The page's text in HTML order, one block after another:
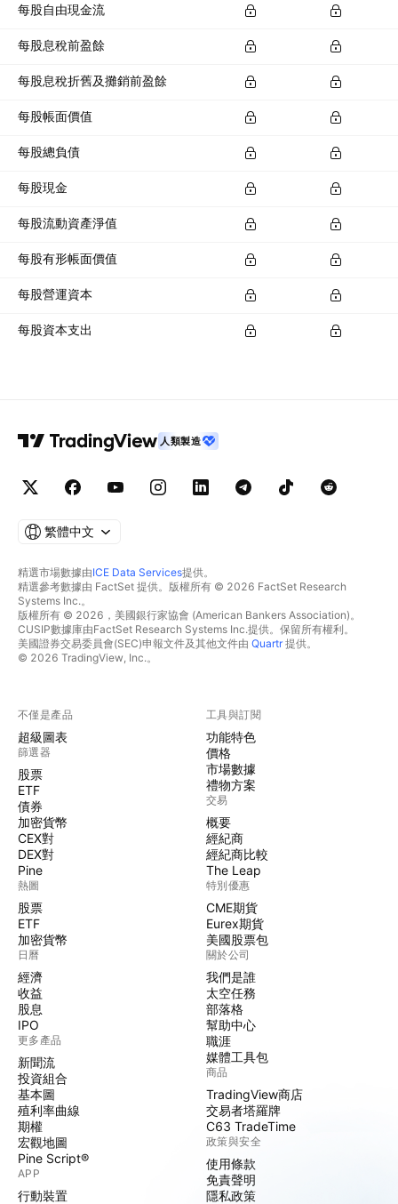
每股自由現金流
每股息稅前盈餘
每股息稅折舊及攤銷前盈餘
每股帳面價值
每股總負債
每股現金
每股流動資產淨值
每股有形帳面價值
每股營運資本
每股資本支出
人類製造
繁體中文
精選市場數據由ICE Data Services提供。
精選參考數據由 FactSet 提供。版權所有 © 2026 FactSet Research
Systems Inc.。
版權所有 © 2026，美國銀行家協會 (American Bankers Association)。
CUSIP數據庫由FactSet Research Systems Inc.提供。保留所有權利。
美國證券交易委員會(SEC)申報文件及其他文件由 Quartr提供。
© 2026 TradingView, Inc.。
不僅是產品
超級圖表
篩選器
股票
ETF
債券
加密貨幣
CEX對
DEX對
Pine
熱圖
股票
ETF
加密貨幣
日曆
經濟
收益
股息
IPO
更多產品
新聞流
投資組合
基本圖
殖利率曲線
期權
宏觀地圖
Pine Script®
APP
行動裝置
工具與訂閱
功能特色
價格
市場數據
禮物方案
交易
概要
經紀商
經紀商比較
The Leap
特別優惠
CME期貨
Eurex期貨
美國股票包
關於公司
我們是誰
太空任務
部落格
幫助中心
職涯
媒體工具包
商品
TradingView商店
交易者塔羅牌
C63 TradeTime
政策與安全
使用條款
免責聲明
隱私政策